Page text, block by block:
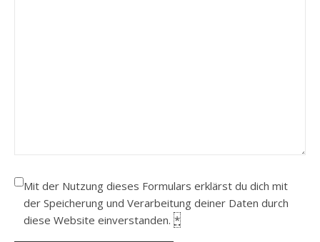
Mit der Nutzung dieses Formulars erklärst du dich mit
der Speicherung und Verarbeitung deiner Daten durch
diese Website einverstanden. *